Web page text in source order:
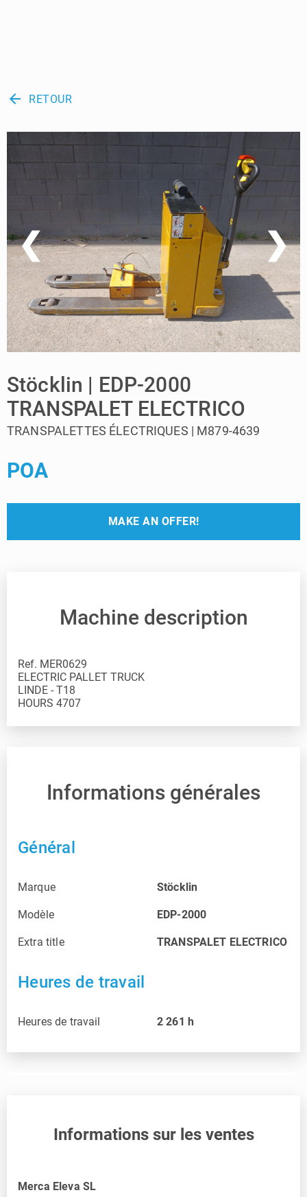
arrow_back RETOUR
❮ ❯
Stöcklin | EDP-2000
TRANSPALET ELECTRICO
TRANSPALETTES ÉLECTRIQUES | M879-4639
POA
MAKE AN OFFER!
Machine description
Ref. MER0629
ELECTRIC PALLET TRUCK
LINDE - T18
HOURS 4707
Informations générales
Général
Marque Stöcklin
Modèle EDP-2000
Extra title TRANSPALET ELECTRICO
Heures de travail
Heures de travail 2 261 h
Informations sur les ventes
Merca Eleva SL